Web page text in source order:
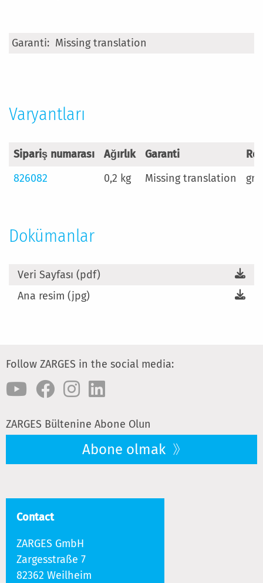
Daha
Missing translation
Varyantları
Sipariş numarası Ağırlık Garanti
826082
0,2 kg Missing translation gri
Dokümanlar
Veri Sayfası (pdf)
Ana resim (jpg)
Follow ZARGES in the social media:
ZARGES Bültenine Abone Olun
Abone olmak
Contact
ZARGES GmbH
Zargesstraße 7
82362 Weilheim